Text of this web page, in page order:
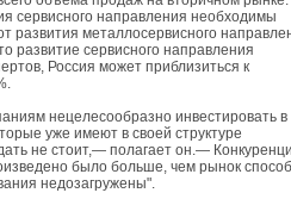
сервисного направления необходимы
развития металлосервисного
развитие сервисного направления
Россия может приблизиться к
нецелесообразно инвестировать в
уже имеют в своей структуре
не стоит,— полагает он.—
было больше, чем рынок
недозагружены".